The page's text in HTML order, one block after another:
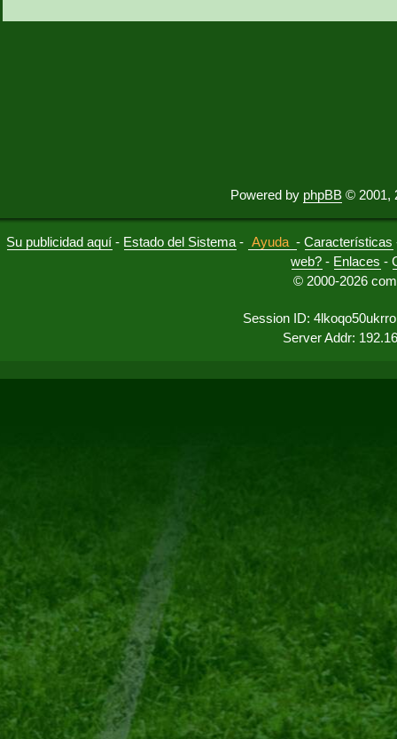
Powered by phpBB © 2001,
Su publicidad aquí - Estado del Sistema - Ayuda -Características
web? - Enlaces -
© 2000-2026
Session ID:
Server Addr: